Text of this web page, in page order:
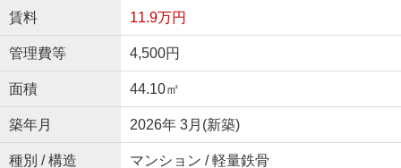
賃料 11.9万円
管理費等 4,500円
面積 44.10㎡
築年月 2026年 3月(新築)
種別 / 構造 マンション / 軽量鉄骨